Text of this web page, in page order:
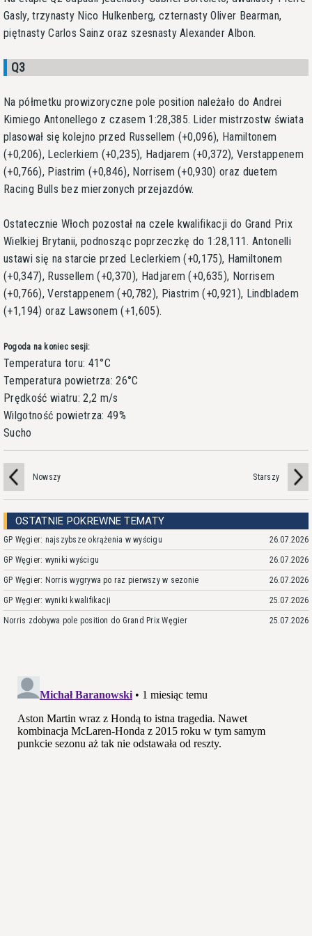
Gasly, trzynasty Nico Hulkenberg, czternasty Oliver Bearman,
piętnasty Carlos Sainz oraz szesnasty Alexander Albon.
Q3
Na półmetku prowizoryczne pole position należało do Andrei
Kimiego Antonellego z czasem 1:28,385. Lider mistrzostw świata
plasował się kolejno przed Russellem (+0,096), Hamiltonem
(+0,206), Leclerkiem (+0,235), Hadjarem (+0,372), Verstappenem
(+0,766), Piastrim (+0,846), Norrisem (+0,930) oraz duetem
Racing Bulls bez mierzonych przejazdów.
Ostatecznie Włoch pozostał na czele kwalifikacji do Grand Prix
Wielkiej Brytanii, podnosząc poprzeczkę do 1:28,111. Antonelli
ustawi się na starcie przed Leclerkiem (+0,175), Hamiltonem
(+0,347), Russellem (+0,370), Hadjarem (+0,635), Norrisem
(+0,766), Verstappenem (+0,782), Piastrim (+0,921), Lindbladem
(+1,194) oraz Lawsonem (+1,605).
Pogoda na koniec sesji:
Temperatura toru: 41°C
Temperatura powietrza: 26°C
Prędkość wiatru: 2,2 m/s
Wilgotność powietrza: 49%
Sucho
Nowszy Starszy
OSTATNIE POKREWNE TEMATY
GP Węgier: najszybsze okrążenia w wyścigu 26.07.2026
GP Węgier: wyniki wyścigu 26.07.2026
GP Węgier: Norris wygrywa po raz pierwszy w sezonie 26.07.2026
GP Węgier: wyniki kwalifikacji 25.07.2026
Norris zdobywa pole position do Grand Prix Węgier 25.07.2026